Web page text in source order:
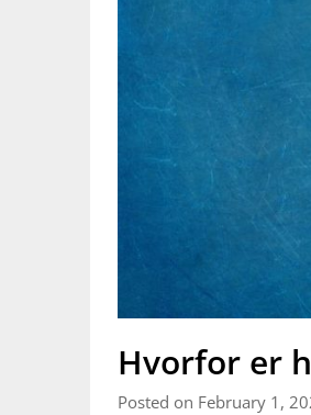
Hvorfor er
Posted on February 1,